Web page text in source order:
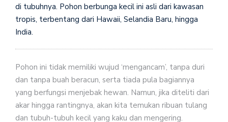
di tubuhnya. Pohon berbunga kecil ini asli dari kawasan
tropis, terbentang dari Hawaii, Selandia Baru, hingga
India.
Pohon ini tidak memiliki wujud ‘mengancam’, tanpa duri
dan tanpa buah beracun, serta tiada pula bagiannya
yang berfungsi menjebak hewan. Namun, jika diteliti dari
akar hingga rantingnya, akan kita temukan ribuan tulang
dan tubuh-tubuh kecil yang kaku dan mengering.